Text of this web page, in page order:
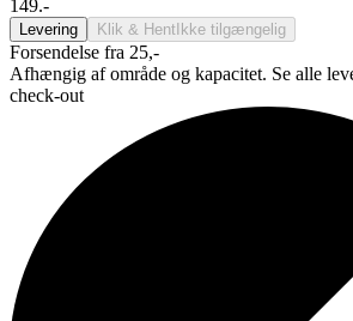
149.-
Levering Klik & Hent Ikke tilgængelig
Forsendelse fra 25,-
Afhængig af område og kapacitet. Se alle
check-out